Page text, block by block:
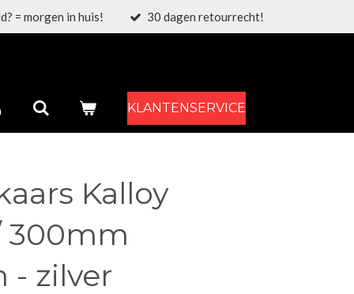
= morgen in huis! 30 dagen retourrecht!
KLANTENSERVICE
Kalloy
300mm
- zilver